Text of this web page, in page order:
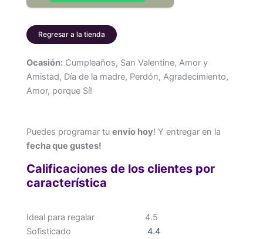
Regresar a la tienda
Ocasión: Cumpleaños, San Valentine, Amor y
Amistad, Día de la madre, Perdón, Agradecimiento,
Amor, porque Sí!
Puedes programar tu envío hoy! Y entregar en la
fecha que gustes!
Calificaciones de los clientes por
característica
Ideal para regalar
4.5
Sofisticado
4.4